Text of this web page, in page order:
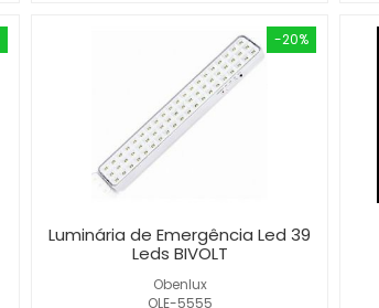
-20%
Obenlux
OLE-5555
Luminária de Emergência Led 39
Leds BIVOLT